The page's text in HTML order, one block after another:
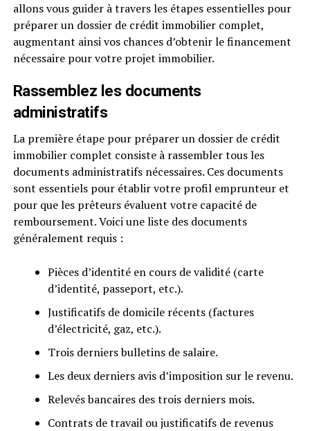
allons vous guider à travers les étapes essentielles pour
préparer un dossier de crédit immobilier complet,
augmentant ainsi vos chances d’obtenir le financement
nécessaire pour votre projet immobilier.
Rassemblez les documents
administratifs
La première étape pour préparer un dossier de crédit
immobilier complet consiste à rassembler tous les
documents administratifs nécessaires. Ces documents
sont essentiels pour établir votre profil emprunteur et
pour que les prêteurs évaluent votre capacité de
remboursement. Voici une liste des documents
généralement requis :
Pièces d’identité en cours de validité (carte
d’identité, passeport, etc.).
Justificatifs de domicile récents (factures
d’électricité, gaz, etc.).
Trois derniers bulletins de salaire.
Les deux derniers avis d’imposition sur le revenu.
Relevés bancaires des trois derniers mois.
Contrats de travail ou justificatifs de revenus